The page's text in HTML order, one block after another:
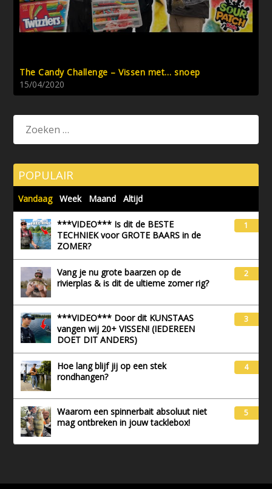
The Candy Challenge – Vissen met… snoep
15/04/2020
POPULAIR
Vandaag Week Maand Altijd
***VIDEO*** Is dit de BESTE
TECHNIEK voor GROTE BAARS in de
ZOMER?
1
Vang je nu grote baarzen op de
rivierplas & is dit de ultieme zomer rig?
2
***VIDEO*** Door dit KUNSTAAS
vangen wij 20+ VISSEN! (IEDEREEN
DOET DIT ANDERS)
3
Hoe lang blijf jij op een stek
rondhangen?
4
Waarom een spinnerbait absoluut niet
mag ontbreken in jouw tacklebox!
5